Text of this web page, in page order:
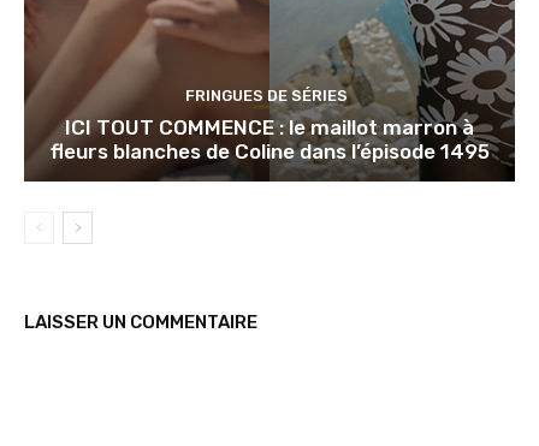
FRINGUES DE SÉRIES
ICI TOUT COMMENCE : le maillot marron à
fleurs blanches de Coline dans l’épisode 1495
LAISSER UN COMMENTAIRE